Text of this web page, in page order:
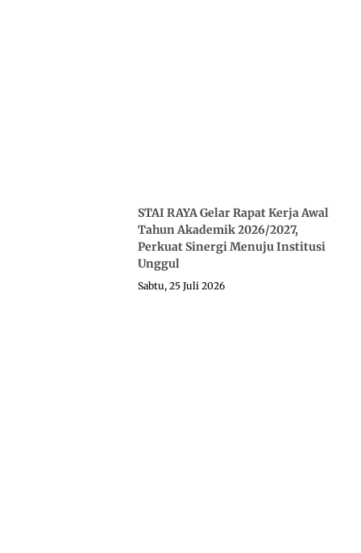
STAI RAYA Gelar Rapat Kerja Awal
Tahun Akademik 2026/2027,
Perkuat Sinergi Menuju Institusi
Unggul
Sabtu, 25 Juli 2026